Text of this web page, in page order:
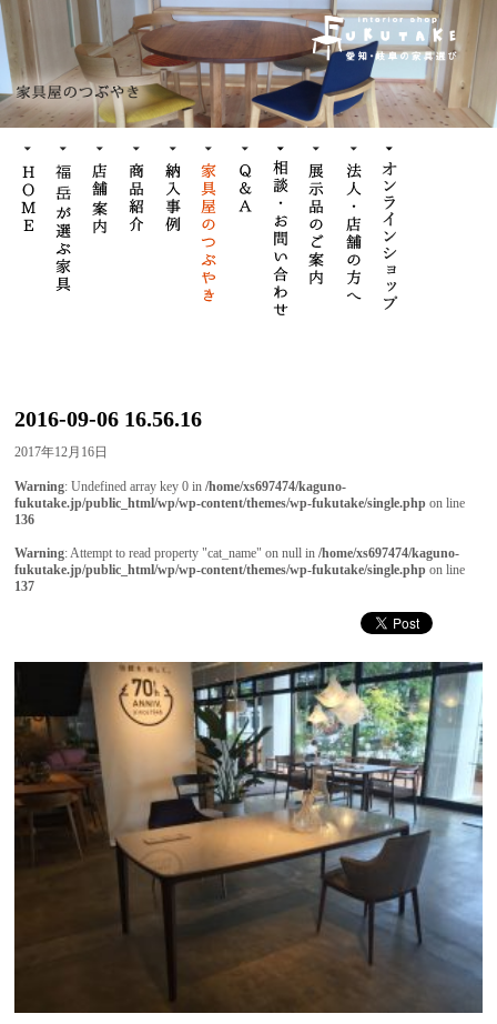
2016-09-06 16.56.16
2017年12月16日
Warning: Undefined array key 0 in/home/xs697474/kaguno-
fukutake.jp/public_html/wp/wp-content/themes/wp-fukutake/single.php on line
136
Warning: Attempt to read property "cat_name" on null in/home/xs697474/kaguno-
fukutake.jp/public_html/wp/wp-content/themes/wp-fukutake/single.php on line
137